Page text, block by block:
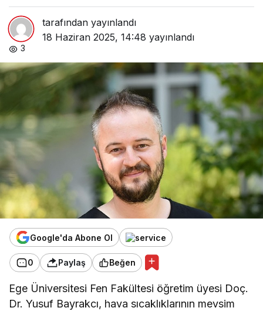
tarafından yayınlandı
18 Haziran 2025, 14:48 yayınlandı
3
Google'da Abone Ol
0 Paylaş Beğen
Ege Üniversitesi Fen Fakültesi öğretim üyesi Doç.
Dr. Yusuf Bayrakcı, hava sıcaklıklarının mevsim